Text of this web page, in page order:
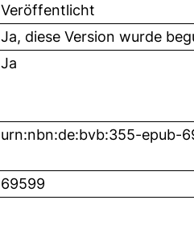
Veröffentlicht
Ja, diese Version wurde
Ja
urn:nbn:de:bvb:355-epub-
69599